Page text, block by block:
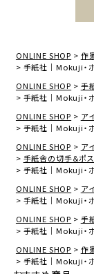
ONLINE SHOP 作
手紙社｜Mokuji・ポ
ONLINE SHOP
手
手紙社｜Mokuji・ポ
ONLINE SHOP
ア
手紙社｜Mokuji・ポ
ONLINE SHOP
ア
手紙舎の切手＆ポ
手紙社｜Mokuji・ポ
ONLINE SHOP
ア
手紙社｜Mokuji・ポ
ONLINE SHOP
手
手紙社｜Mokuji・ポ
ONLINE SHOP
作
手紙社｜Mokuji・ポ